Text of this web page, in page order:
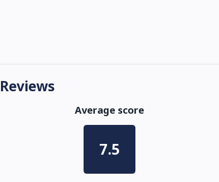
Reviews
Average score
7.5